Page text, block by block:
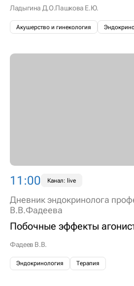
Ладыгина Д.О.Пашкова Е.Ю.
Акушерство и гинекология
11:00 Канал: live
Дневник эндокринолога
В.В.Фадеева
Побочные эффекты
Фадеев В.В.
Эндокринология Терапия